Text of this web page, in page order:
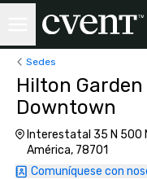
Sedes
Hilton
Downtown
Interestatal 35 N 500
América, 78701
Comuníquese con